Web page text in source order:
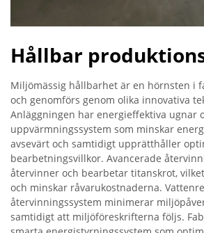
Hållbar
Miljömässig hållbarhet är en hörnsten i
och genomförs genom olika innovativa
Anläggningen har energieffektiva ugnar
uppvärmningssystem som minskar
avsevärt och samtidigt upprätthåller
bearbetningsvillkor. Avancerade
återvinner och bearbetar titanskrot,
och minskar råvarukostnaderna.
återvinningssystem minimerar
samtidigt att miljöföreskrifterna följs.